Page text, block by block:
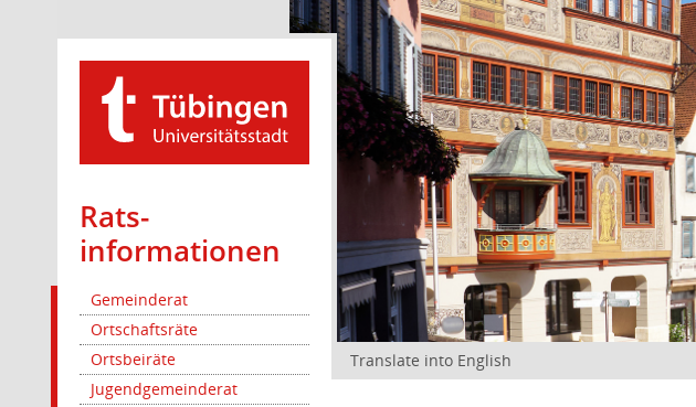
Rats­
informationen
Gemeinderat
Ortschaftsräte
Ortsbeiräte
Jugendgemeinderat
Translate into English